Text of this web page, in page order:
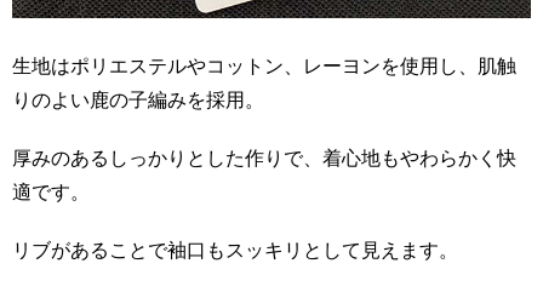
生地はポリエステルやコットン、レーヨンを使用し、肌触
りのよい鹿の子編みを採用。
厚みのあるしっかりとした作りで、着心地もやわらかく快
適です。
リブがあることで袖口もスッキリとして見えます。